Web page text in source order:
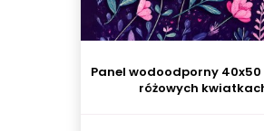
Panel wodoodporny 40x50
różowych